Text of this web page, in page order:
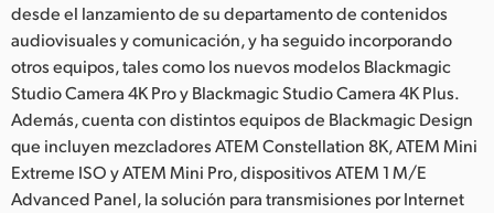
desde el lanzamiento de su departamento de contenidos
audiovisuales y comunicación, y ha seguido incorporando
otros equipos, tales como los nuevos modelos Blackmagic
Studio Camera 4K Pro y Blackmagic Studio Camera 4K Plus.
Además, cuenta con distintos equipos de Blackmagic Design
que incluyen mezcladores ATEM Constellation 8K, ATEM Mini
Extreme ISO y ATEM Mini Pro, dispositivos ATEM 1 M/E
Advanced Panel, la solución para transmisiones por Internet